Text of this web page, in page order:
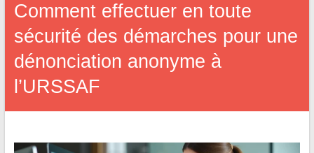
Comment effectuer en toute
sécurité des démarches pour une
dénonciation anonyme à
l’URSSAF